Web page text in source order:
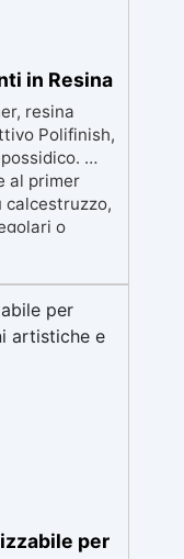
in Resina
resina
Polifinish,
✅
al primer
calcestruzzo,
o
Video
passaggi,
Risultati
e con finitura
per